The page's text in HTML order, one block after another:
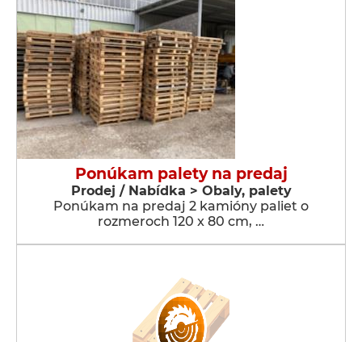
Ponúkam palety na predaj
Prodej / Nabídka > Obaly, palety
Ponúkam na predaj 2 kamióny paliet o
rozmeroch 120 x 80 cm, …